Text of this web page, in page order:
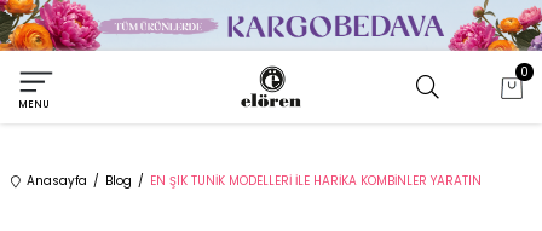
MENU
0
Anasayfa Blog EN ŞIK TUNİK MODELLERİ İLE HARİKA KOMBİNLER YARATIN